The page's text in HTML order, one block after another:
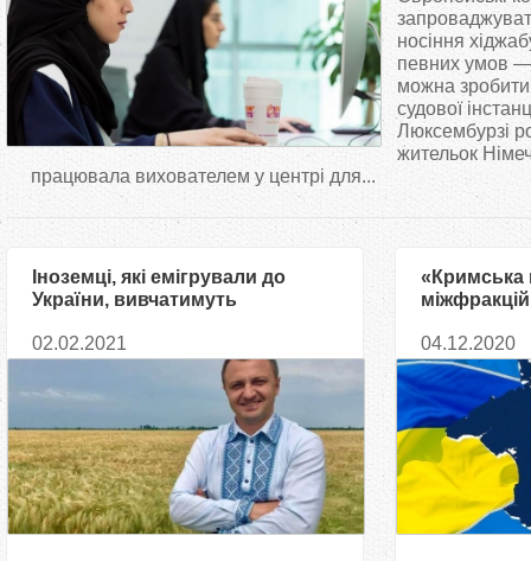
т
носіння
певних умов —
можна
судової
Люксембурзі
жительок
працювала вихователем у центрі для...
Іноземці, які емігрували до
України, вивчатимуть
— Тарас Кремінь
02.02.2021
створено!
04.12.2020